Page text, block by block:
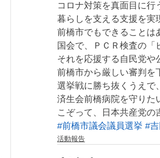
コロナ対策を真面目に行
暮らしを支える支援を実
前橋市でもできることは
国会で、ＰＣＲ検査の
それを応援する自民党や
前橋市から厳しい審判を
選挙戦に勝ち抜くうえで
済生会前橋病院を守りた
こぞって、日本共産党の
#前橋市議会議員選挙 #
活動報告